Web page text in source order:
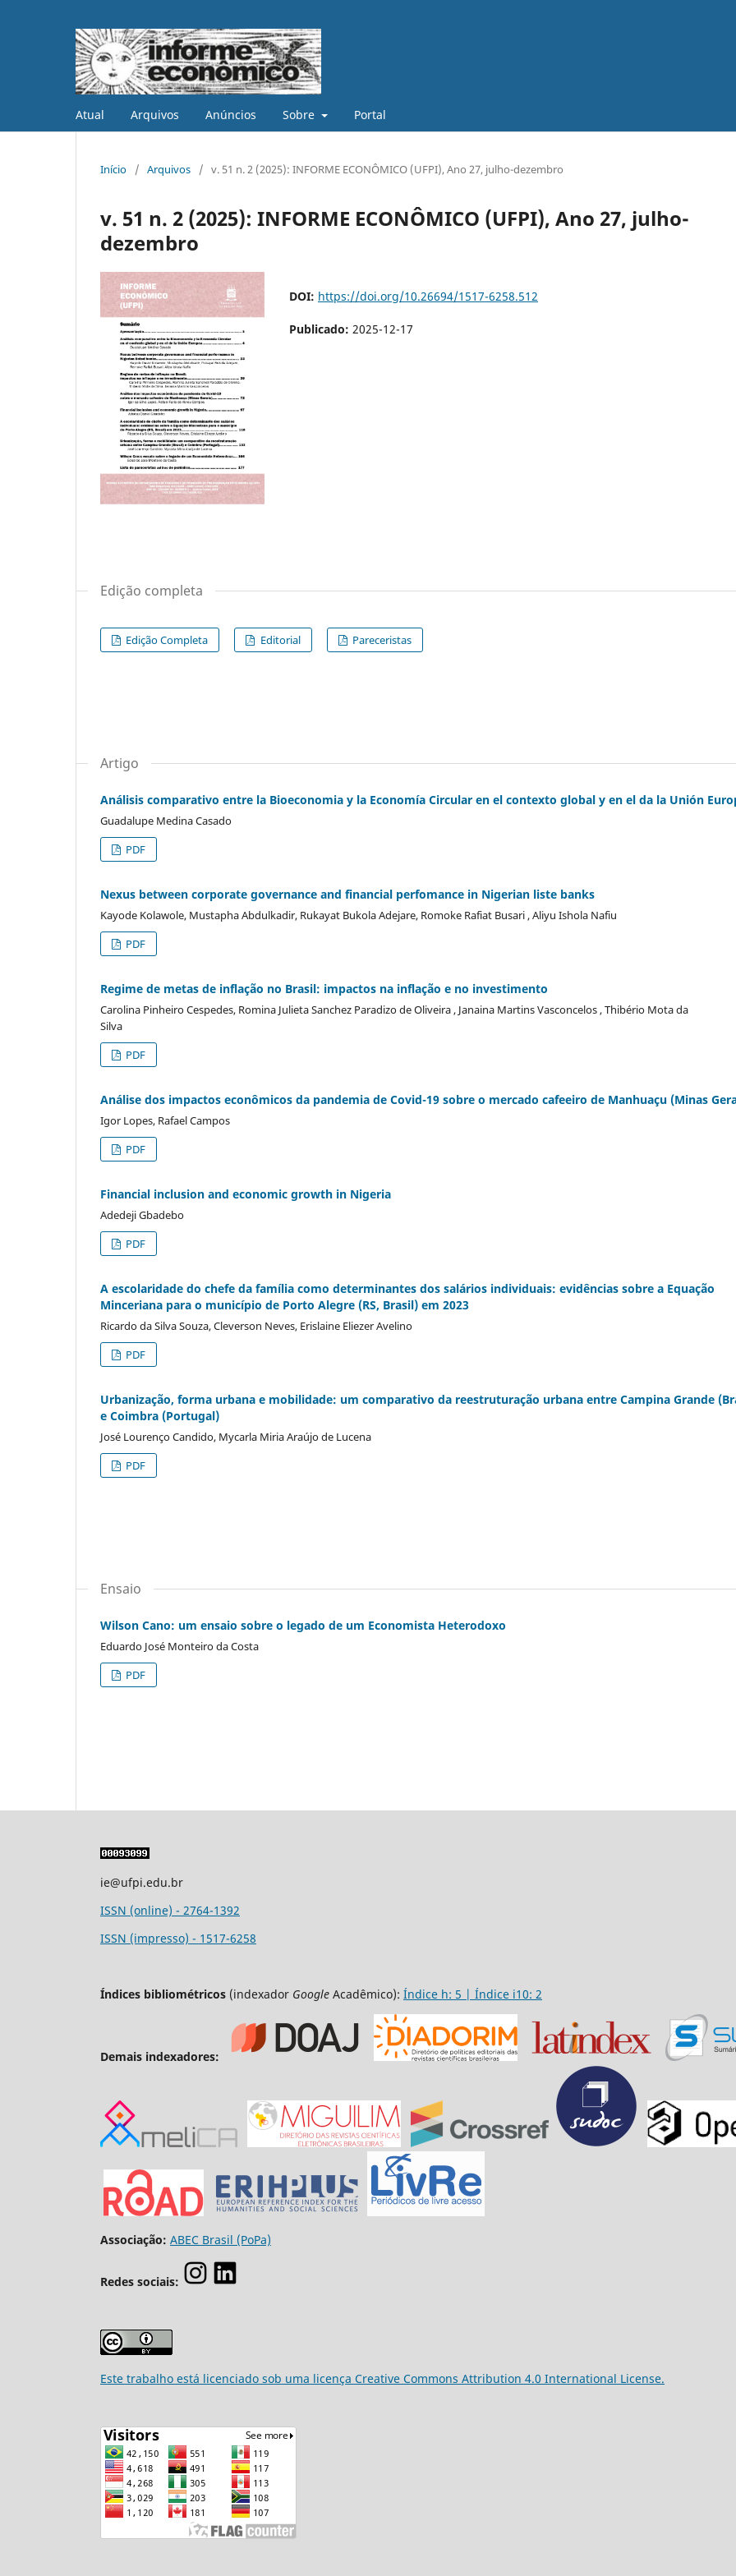
Atual Arquivos Anúncios Sobre Portal
Início / Arquivos / v. 51 n. 2 (2025): INFORME ECONÔMICO (UFPI), Ano 27, julho-dezembro
v. 51 n. 2 (2025): INFORME ECONÔMICO (UFPI), Ano 27, julho-
dezembro
DOI: https://doi.org/10.26694/1517-6258.512
Publicado: 2025-12-17
Edição completa
Edição Completa Editorial Pareceristas
Artigo
Análisis comparativo entre la Bioeconomia y la Economía Circular en el contexto global y en el da la Unión
Guadalupe Medina Casado
PDF
Nexus between corporate governance and financial perfomance in Nigerian liste banks
Kayode Kolawole, Mustapha Abdulkadir, Rukayat Bukola Adejare, Romoke Rafiat Busari , Aliyu Ishola Nafiu
PDF
Regime de metas de inflação no Brasil: impactos na inflação e no investimento
Carolina Pinheiro Cespedes, Romina Julieta Sanchez Paradizo de Oliveira , Janaina Martins Vasconcelos , Thibério Mota da
Silva
PDF
Análise dos impactos econômicos da pandemia de Covid-19 sobre o mercado cafeeiro de Manhuaçu (Minas
Igor Lopes, Rafael Campos
PDF
Financial inclusion and economic growth in Nigeria
Adedeji Gbadebo
PDF
A escolaridade do chefe da família como determinantes dos salários individuais: evidências sobre a Equação
Minceriana para o município de Porto Alegre (RS, Brasil) em 2023
Ricardo da Silva Souza, Cleverson Neves, Erislaine Eliezer Avelino
PDF
Urbanização, forma urbana e mobilidade: um comparativo da reestruturação urbana entre Campina Grande
e Coimbra (Portugal)
José Lourenço Candido, Mycarla Miria Araújo de Lucena
PDF
Ensaio
Wilson Cano: um ensaio sobre o legado de um Economista Heterodoxo
Eduardo José Monteiro da Costa
PDF
ie@ufpi.edu.br
ISSN (online) - 2764-1392
ISSN (impresso) - 1517-6258
Índices bibliométricos (indexador Google Acadêmico): Índice h: 5 | Índice i10: 2
Demais indexadores:
Associação: ABEC Brasil (PoPa)
Redes sociais:
Este trabalho está licenciado sob uma licença Creative Commons Attribution 4.0 International License.